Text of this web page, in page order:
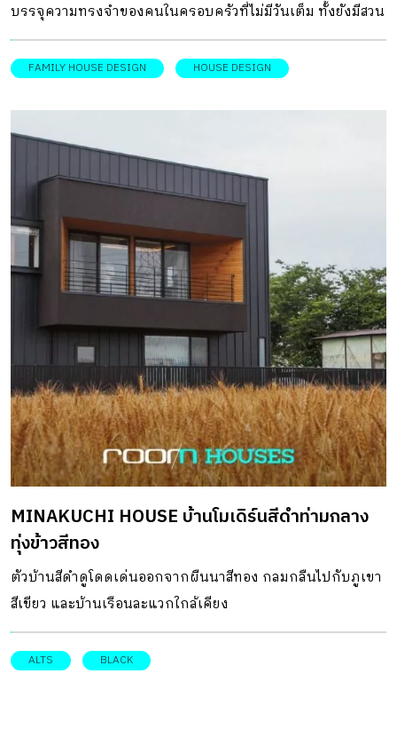
บรรจุความทรงจําของคนในครอบครัวที่ไม่มีวันเต็ม ทั้งยังมีสวน
หน้าบ้านเป็นแปลงเกษตรที่มอบความสุขและความอิ่มใจให้กับ
ทุกคนในครอบครัว
FAMILY HOUSE DESIGN HOUSE DESIGN
MINAKUCHI HOUSE บ้านโมเดิร์นสีดำท่ามกลาง
ทุ่งข้าวสีทอง
ตัวบ้านสีดําดูโดดเด่นออกจากผืนนาสีทอง กลมกลืนไปกับภูเขา
สีเขียว และบ้านเรือนละแวกใกล้เคียง
ALTS BLACK